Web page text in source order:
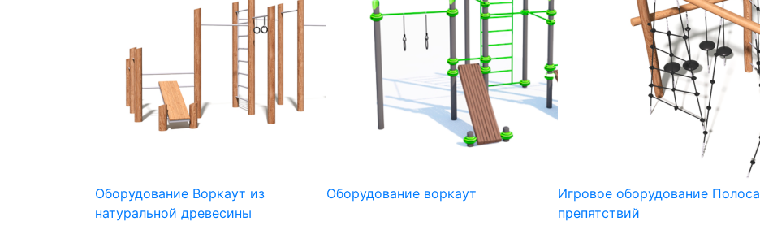
Оборудование Воркаут из
натуральной древесины
Оборудование воркаут
Игровое оборудование Полоса
препятствий